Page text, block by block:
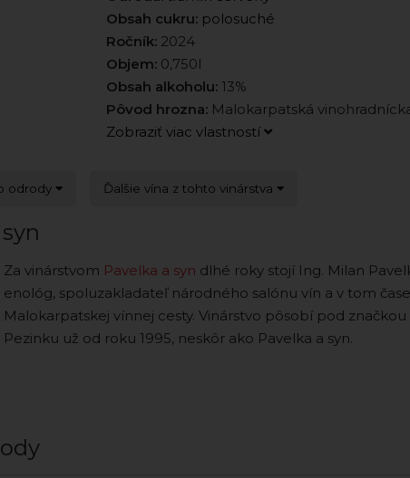
Obsah cukru: polosuché
Ročník:2024
Objem:0,750l
Obsah alkoholu:13%
Pôvod hrozna:Malokarpatská
Zobraziť viac vlastností
odrody Ďalšie vína z tohto vinárstva
Za vinárstvom Pavelka a syn dlhé roky stojí Ing. Milan
enológ, spoluzakladateľ národného salónu vín a v tom
Malokarpatskej vínnej cesty. Vinárstvo pôsobí pod značkou
Pezinku už od roku 1995, neskôr ako Pavelka a syn.